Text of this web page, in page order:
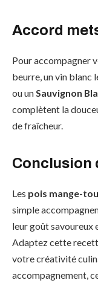
Accord
Pour accompagner
beurre, un vin blanc
ou un Sauvignon
complètent la
de fraîcheur.
Conclusion
Les pois mange-
simple
leur goût savoureux
Adaptez cette
votre créativité
accompagnement,